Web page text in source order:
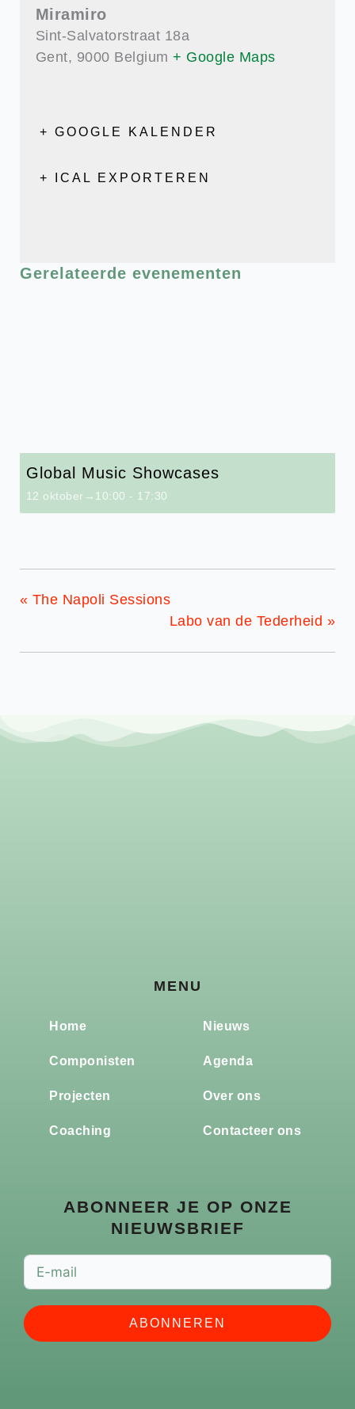
Miramiro
Sint-Salvatorstraat 18a
Gent, 9000 Belgium + Google Maps
+ GOOGLE KALENDER
+ ICAL EXPORTEREN
Gerelateerde evenementen
Global Music Showcases
12 oktober→10:00 - 17:30
« The Napoli Sessions
Labo van de Tederheid »
MENU
Home
Componisten
Projecten
Coaching
Nieuws
Agenda
Over ons
Contacteer ons
ABONNEER JE OP ONZE
NIEUWSBRIEF
ABONNEREN